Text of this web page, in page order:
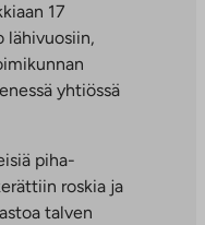
17
lähivuosiin,
yhtiössä
piha-
roskia ja
talven